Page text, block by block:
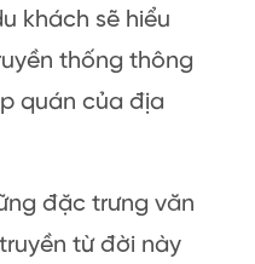
khách sẽ hiểu
thống thông
quán của địa
đặc trưng văn
từ đời này